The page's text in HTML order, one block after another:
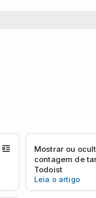
Mostrar ou
contagem de
Todoist
Leia o artigo